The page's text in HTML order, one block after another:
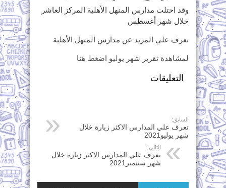
وقد احتلت مدارس المنهل الأهلية المركز العاشر
خلال شهر أغسطس
تعرف علي المزيد عن مدارس المنهل الأهلية
لمشاهدة تقرير شهر يوليو اضغط هنا
التعليقات
السابق:
تعرف علي المدارس الاكثر زيارة خلال
شهر يوليو2021
التالي:
تعرف علي المدارس الاكثر زيارة خلال
شهر سبتمبر2021